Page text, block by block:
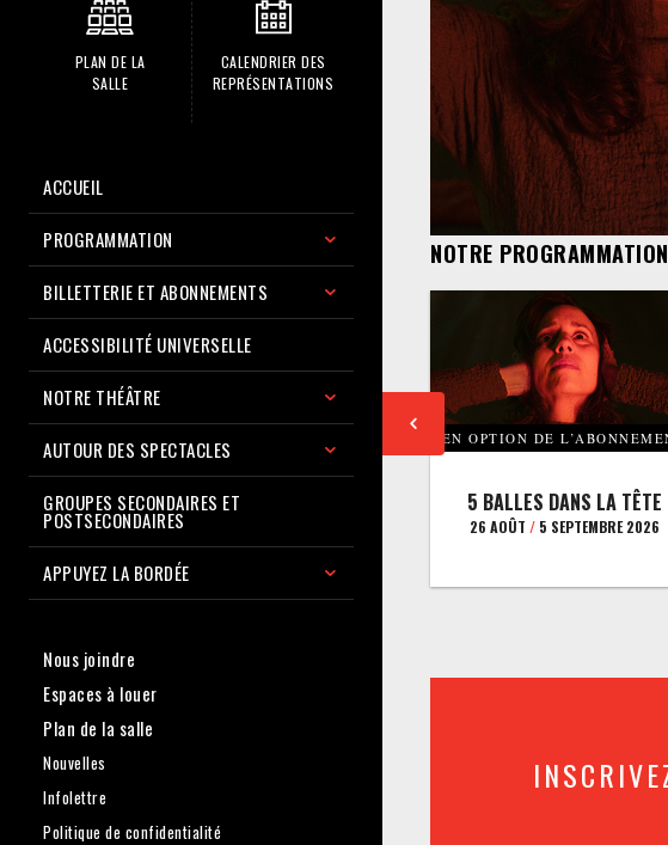
PLAN DE LA
SALLE
CALENDRIER DES
REPRÉSENTATIONS
ACCUEIL
PROGRAMMATION
BILLETTERIE ET ABONNEMENTS
ACCESSIBILITÉ UNIVERSELLE
NOTRE THÉÂTRE
AUTOUR DES SPECTACLES
GROUPES SECONDAIRES ET
POSTSECONDAIRES
APPUYEZ LA BORDÉE
Nous joindre
Espaces à louer
Plan de la salle
Nouvelles
Infolettre
Politique de confidentialité
NOTRE PROGRAMMATION
EN OPTION DE
5 BALLES DANS LA TÊTE
26 AOÛT /5 SEPTEMBRE 2026